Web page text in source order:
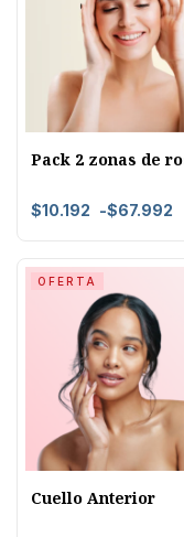
Pack 2 zonas de
$10.192 -$67.992
OFERTA
Cuello Anterior